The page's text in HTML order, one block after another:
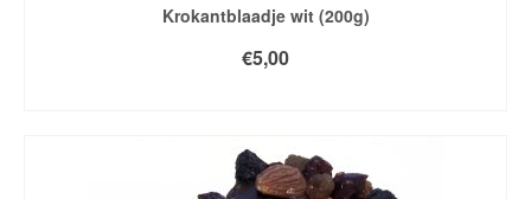
Krokantblaadje wit (200g)
€5,00